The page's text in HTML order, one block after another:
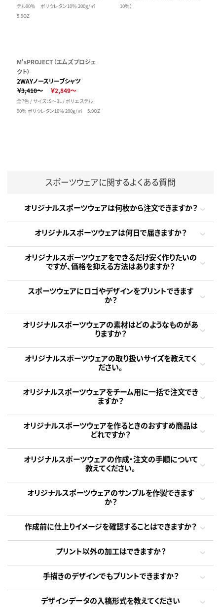
テル90％ ポリウレタン10％ 200g/㎡
5.9OZ
10％）
M'sPROJECT（エムズプロジェ
クト）
2WAYノースリーブシャツ
￥3,410～
￥2,849～
全7色 / サイズ：S～3L / ポリエステル
90％ ポリウレタン10％ 200g/㎡ 5.9OZ
スポーツウェアに関するよくある質問
オリジナルスポーツウェアは何枚から注文できますか？
オリジナルスポーツウェアは何日で届きますか？
オリジナルスポーツウェアをできるだけ安く作りたいの
ですが、価格を抑える方法はありますか？
スポーツウェアにロゴやデザインをプリントできます
か？
オリジナルスポーツウェアの素材はどのようなものがあ
りますか？
オリジナルスポーツウェアの取り扱いサイズを教えてく
ださい。
オリジナルスポーツウェアをチーム用に一括で注文でき
ますか？
オリジナルスポーツウェアを作るときのおすすめ商品は
どれですか？
オリジナルスポーツウェアの作成・注文の手順について
教えてください。
オリジナルスポーツウェアのサンプルを作製できます
か？
作成前に仕上りイメージを確認することはできますか？
プリント以外の加工はできますか？
手描きのデザインでもプリントできますか？
デザインデータの入稿形式を教えてください